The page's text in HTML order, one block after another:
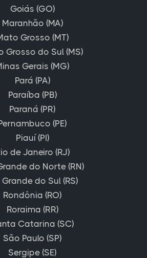
Goiás (GO)
Maranhão (MA)
Grosso (MT)
Grosso do Sul (MS)
Gerais (MG)
Pará (PA)
Paraíba (PB)
Paraná (PR)
(PE)
Piauí (PI)
de Janeiro (RJ)
do Norte (RN)
Grande do Sul (RS)
Rondônia (RO)
Roraima (RR)
Catarina (SC)
São Paulo (SP)
Sergipe (SE)